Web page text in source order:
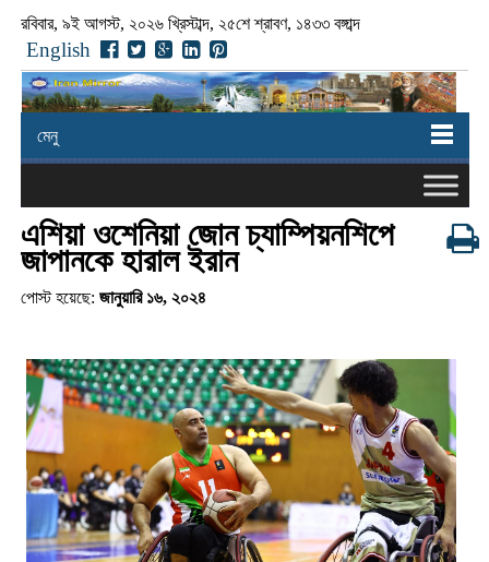
রবিবার, ৯ই আগস্ট, ২০২৬ খ্রিস্টাব্দ, ২৫শে শ্রাবণ, ১৪৩৩ বঙ্গাব্দ
English
মেনু
এশিয়া ওশেনিয়া জোন চ্যাম্পিয়নশিপে
জাপানকে হারাল ইরান
পোস্ট হয়েছে: জানুয়ারি ১৬, ২০২৪